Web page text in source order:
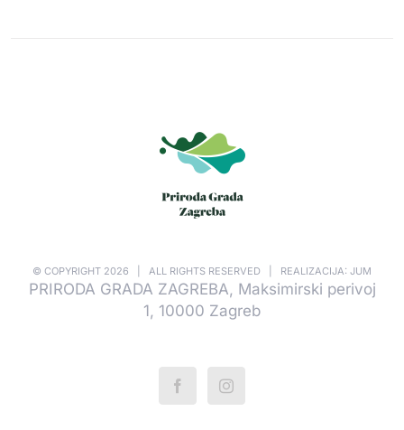
© COPYRIGHT 2026 | ALL RIGHTS RESERVED | REALIZACIJA: JUM
PRIRODA GRADA ZAGREBA, Maksimirski perivoj
1, 10000 Zagreb